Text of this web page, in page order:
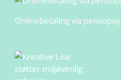
Onlinebetaling via pensopay